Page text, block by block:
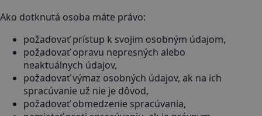
Ako dotknutá osoba máte právo:
požadovať prístup k svojim osobným údajom,
požadovať opravu nepresných alebo
neaktuálnych údajov,
požadovať výmaz osobných údajov, ak na ich
spracúvanie už nie je dôvod,
požadovať obmedzenie spracúvania,